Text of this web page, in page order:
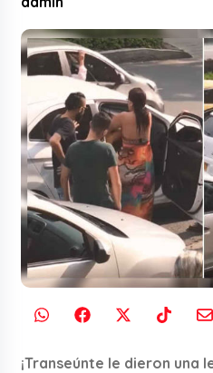
¡Transeúnte le dieron una